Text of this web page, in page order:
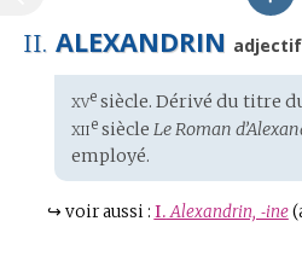
II. ALEXANDRIN
Étymologie
:
xvesiècle. Dérivé du titre
xiiesiècle Le Roman
employé.
↪ voir aussi : I.Alexandrin, ‑ine